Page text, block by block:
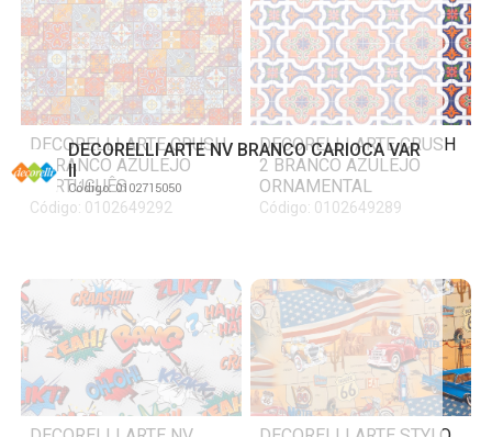
DECORELLI ARTE NV BRANCO CARIOCA VAR
II
Código: 0102715050
DECORELLI ARTE CRUSH
2 BRANCO AZULEJO
PORTUGUÊS
Código: 0102649292
DECORELLI ARTE CRUSH
2 BRANCO AZULEJO
ORNAMENTAL
Código: 0102649289